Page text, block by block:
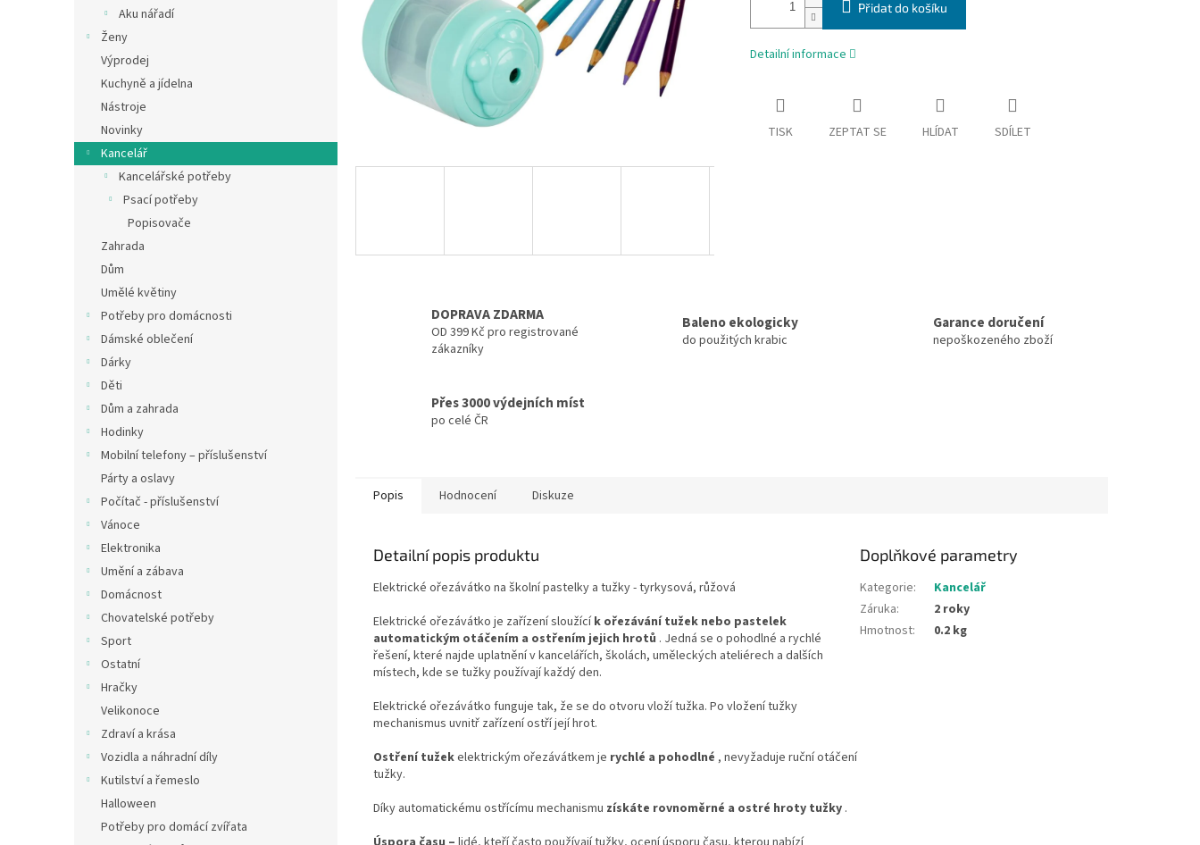
Aku nářadí
Ženy
Výprodej
Kuchyně a jídelna
Nástroje
Novinky
Kancelář
Kancelářské potřeby
Psací potřeby
Popisovače
Zahrada
Dům
Umělé květiny
Potřeby pro domácnosti
Dámské oblečení
Dárky
Děti
Dům a zahrada
Hodinky
Mobilní telefony – příslušenství
Párty a oslavy
Počítač - příslušenství
Vánoce
Elektronika
Umění a zábava
Domácnost
Chovatelské potřeby
Sport
Ostatní
Hračky
Velikonoce
Zdraví a krása
Vozidla a náhradní díly
Kutilství a řemeslo
Halloween
Potřeby pro domácí zvířata
Přidat do košíku
Detailní informace
TISK ZEPTAT SE HLÍDAT SDÍLET
DOPRAVA ZDARMA
OD 399 Kč pro registrované
zákazníky
Baleno ekologicky
do použitých krabic
Garance doručení
nepoškozeného zboží
Přes 3000 výdejních míst
po celé ČR
Popis Hodnocení Diskuze
Detailní popis produktu
Elektrické ořezávátko na školní pastelky a tužky - tyrkysová, růžová
Elektrické ořezávátko je zařízení sloužícík ořezávání tužek nebo pastelek
automatickým otáčením a ostřením jejich hrotů . Jedná se o pohodlné a rychlé
řešení, které najde uplatnění v kancelářích, školách, uměleckých ateliérech a dalších
místech, kde se tužky používají každý den.
Elektrické ořezávátko funguje tak, že se do otvoru vloží tužka. Po vložení tužky
mechanismus uvnitř zařízení ostří její hrot.
Ostření tužekelektrickým ořezávátkem je rychlé a pohodlné , nevyžaduje ruční otáčení
tužky.
Díky automatickému ostřícímu mechanismu získáte rovnoměrné a ostré hroty tužky .
Doplňkové parametry
Kategorie:
Kancelář
Záruka:
2 roky
Hmotnost: 0.2 kg